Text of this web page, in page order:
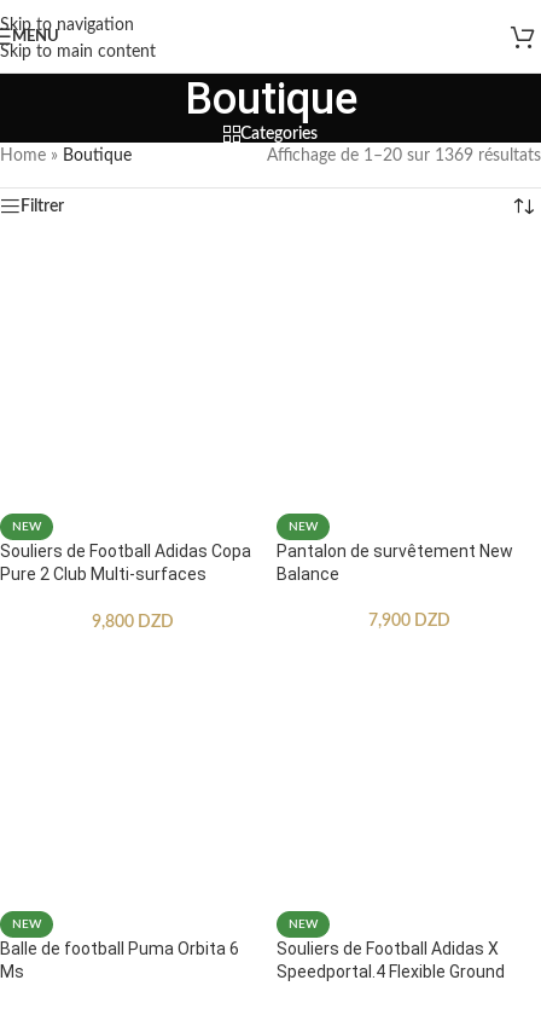
Skip to navigation
Skip to main content
MENU
Boutique
Categories
Home » Boutique Affichage de 1–20 sur 1369 résultats
Filtrer
NEW
Souliers de Football Adidas Copa
Pure 2 Club Multi-surfaces
9,800 DZD
NEW
Pantalon de survêtement New
Balance
7,900 DZD
NEW
Balle de football Puma Orbita 6
Ms
NEW
Souliers de Football Adidas X
Speedportal.4 Flexible Ground